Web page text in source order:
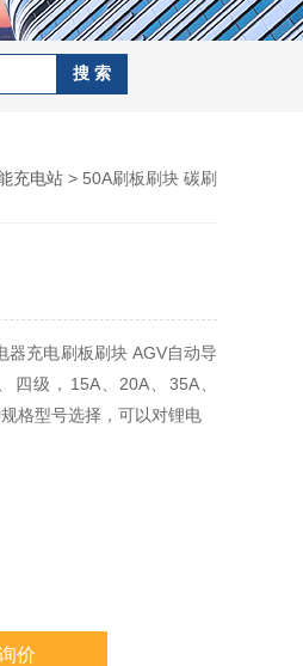
充电站 > 50A刷板刷块 碳刷
器充电刷板刷块 AGV自动导
级，15A、20A、35A、
格型号选择，可以对锂电
价